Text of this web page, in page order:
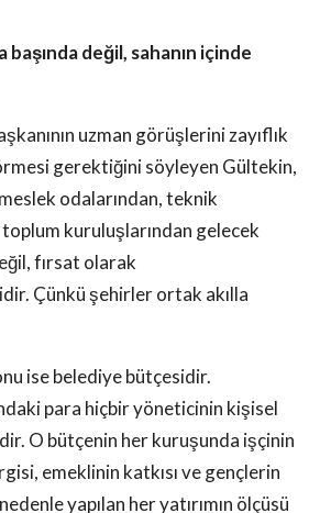
değil, sahanın içinde
uzman görüşlerini zayıflık
gerektiğini söyleyen Gültekin,
odalarından, teknik
kuruluşlarından gelecek
fırsat olarak
Çünkü şehirler ortak akılla
ise belediye bütçesidir.
para hiçbir yöneticinin kişisel
O bütçenin her kuruşunda işçinin
emeklinin katkısı ve gençlerin
yapılan her yatırımın ölçüsü